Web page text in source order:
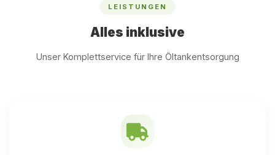
LEISTUNGEN
Alles inklusive
Unser Komplettservice für Ihre Öltankentsorgung